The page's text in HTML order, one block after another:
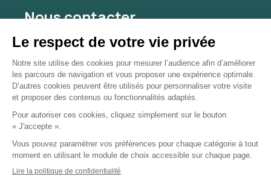
Nous contacter
hussoncharles@gmail.com
Nous contacter
Mentions légales CGU